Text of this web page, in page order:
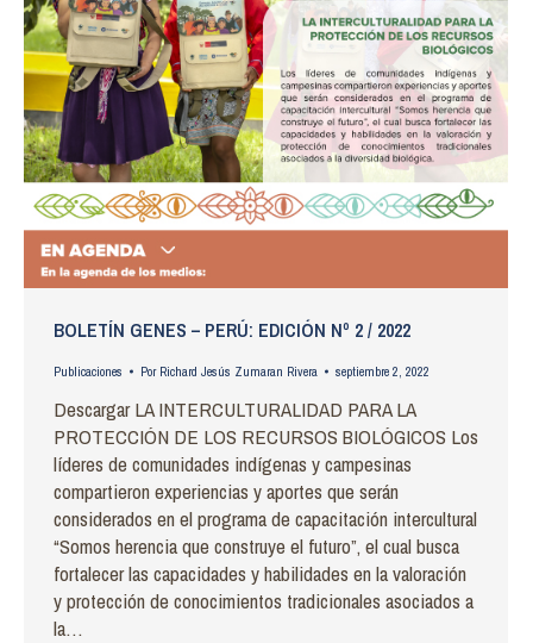
BOLETÍN GENES – PERÚ: EDICIÓN Nº 2 / 2022
Publicaciones Por Richard Jesús Zumaran Rivera septiembre 2, 2022
Descargar LA INTERCULTURALIDAD PARA LA
PROTECCIÓN DE LOS RECURSOS BIOLÓGICOS Los
líderes de comunidades indígenas y campesinas
compartieron experiencias y aportes que serán
considerados en el programa de capacitación intercultural
“Somos herencia que construye el futuro”, el cual busca
fortalecer las capacidades y habilidades en la valoración
y protección de conocimientos tradicionales asociados a
la…